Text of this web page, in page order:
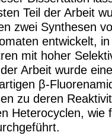
Teil der Arbeit
zwei Synthesen
entwickelt,
mit hoher
Arbeit wurde
β-
zu deren
Heterocyclen, wie